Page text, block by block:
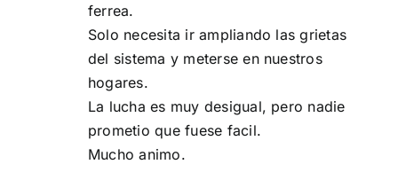
ferrea.
Solo necesita ir ampliando las grietas
del sistema y meterse en nuestros
hogares.
La lucha es muy desigual, pero nadie
prometio que fuese facil.
Mucho animo.